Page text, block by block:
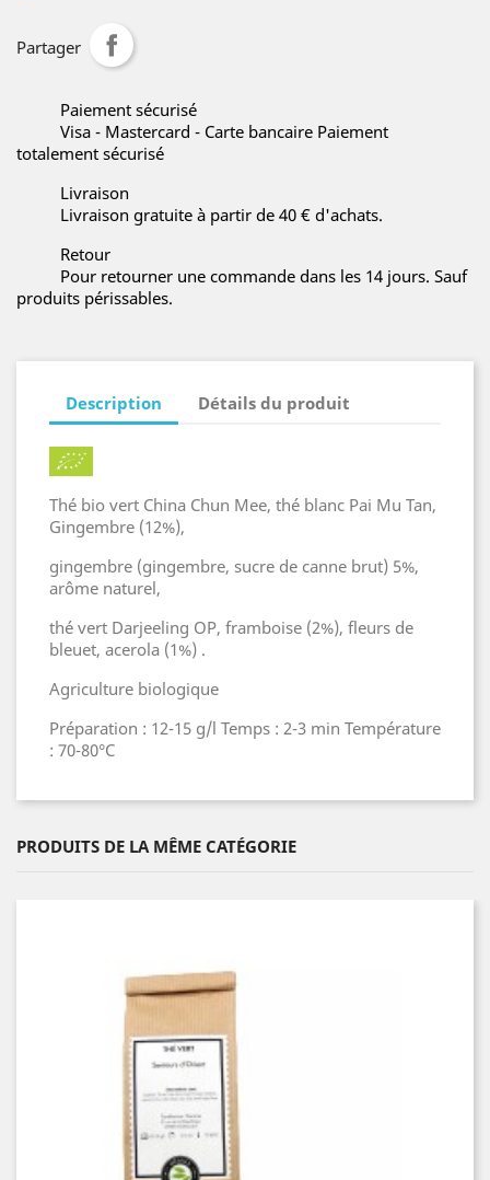
Partager
Paiement sécurisé
Visa - Mastercard - Carte bancaire Paiement
totalement sécurisé
Livraison
Livraison gratuite à partir de 40 € d'achats.
Retour
Pour retourner une commande dans les 14 jours. Sauf
produits périssables.
Description Détails du produit
Thé bio vert China Chun Mee, thé blanc Pai Mu Tan,
Gingembre (12%),
gingembre (gingembre, sucre de canne brut) 5%,
arôme naturel,
thé vert Darjeeling OP, framboise (2%), fleurs de
bleuet, acerola (1%) .
Agriculture biologique
Préparation : 12-15 g/l Temps : 2-3 min Température
: 70-80°C
PRODUITS DE LA MÊME CATÉGORIE